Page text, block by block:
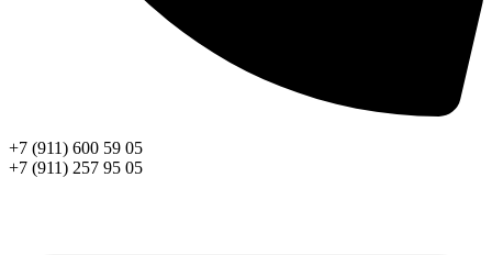
+7 (911) 600 59 05
+7 (911) 257 95 05